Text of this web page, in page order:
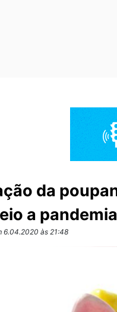
da
a pandemia
6.04.2020 às 21:48